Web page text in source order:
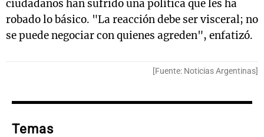
ciudadanos han sufrido una política que les ha
robado lo básico. "La reacción debe ser visceral; no
se puede negociar con quienes agreden", enfatizó.
[Fuente: Noticias Argentinas]
Temas